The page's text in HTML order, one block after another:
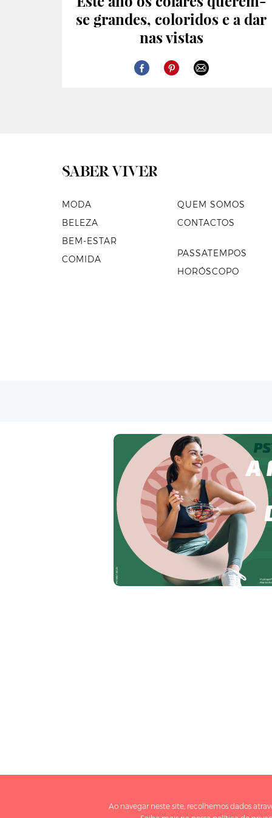
se grandes, coloridos e a dar
nas vistas
MODA
BELEZA
BEM-ESTAR
COMIDA
QUEM SOMOS
CONTACTOS
PASSATEMPOS
HORÓSCOPO
Ao navegar neste site, recolhemos dados